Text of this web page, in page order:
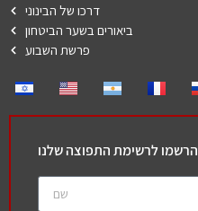
דרכו של הבינוני
ביאורים בשער הביטחון
פרשת השבוע
הרשמו לרשימת התפוצה שלנו